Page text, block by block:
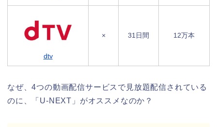
dtv
× 31日間 12万本
なぜ、4つの動画配信サービスで見放題配信されている
のに、「U-NEXT」がオススメなのか？